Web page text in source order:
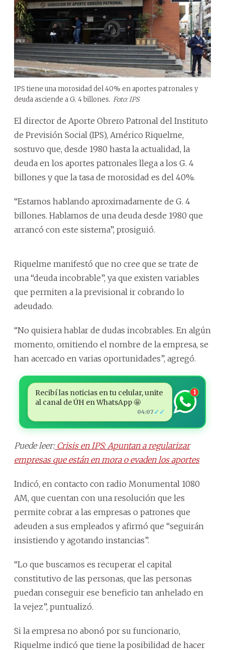
IPS tiene una morosidad del 40% en aportes patronales y
deuda asciende a G. 4 billones. Foto: IPS
El director de Aporte Obrero Patronal del Instituto
de Previsión Social (IPS), Américo Riquelme,
sostuvo que, desde 1980 hasta la actualidad, la
deuda en los aportes patronales llega a los G. 4
billones y que la tasa de morosidad es del 40%.
“Estamos hablando aproximadamente de G. 4
billones. Hablamos de una deuda desde 1980 que
arrancó con este sistema”, prosiguió.
Riquelme manifestó que no cree que se trate de
una “deuda incobrable”, ya que existen variables
que permiten a la previsional ir cobrando lo
adeudado.
“No quisiera hablar de dudas incobrables. En algún
momento, omitiendo el nombre de la empresa, se
han acercado en varias oportunidades”, agregó.
Recibí las noticias en tu celular, unite
al canal de ÚH en WhatsApp 🤩
04:07 ✓✓
1
Puede leer:Crisis en IPS: Apuntan a regularizar
empresas que están en mora o evaden los aportes
Indicó, en contacto con radio Monumental 1080
AM, que cuentan con una resolución que les
permite cobrar a las empresas o patrones que
adeuden a sus empleados y afirmó que “seguirán
insistiendo y agotando instancias”.
“Lo que buscamos es recuperar el capital
constitutivo de las personas, que las personas
puedan conseguir ese beneficio tan anhelado en
la vejez”, puntualizó.
Si la empresa no abonó por su funcionario,
Riquelme indicó que tiene la posibilidad de hacer